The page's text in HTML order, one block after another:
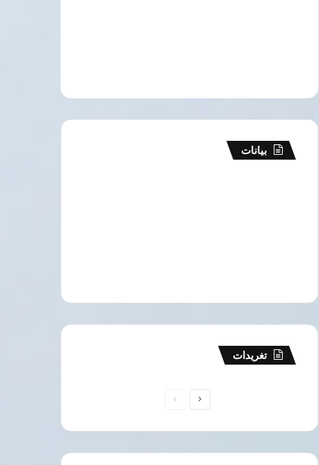
بيانات
تغريدات
الصفحةالصفحة